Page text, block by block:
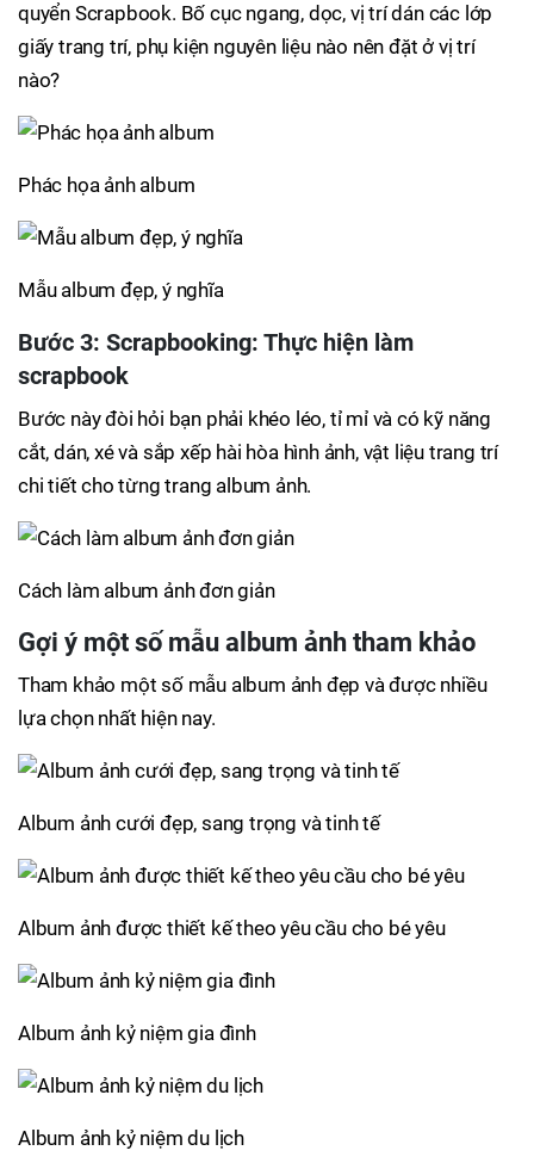
quyển Scrapbook. Bố cục ngang, dọc, vị trí dán các lớp
giấy trang trí, phụ kiện nguyên liệu nào nên đặt ở vị trí
nào?
Phác họa ảnh album
Mẫu album đẹp, ý nghĩa
Bước 3: Scrapbooking: Thực hiện làm
scrapbook
Bước này đòi hỏi bạn phải khéo léo, tỉ mỉ và có kỹ năng
cắt, dán, xé và sắp xếp hài hòa hình ảnh, vật liệu trang trí
chi tiết cho từng trang album ảnh.
Cách làm album ảnh đơn giản
Gợi ý một số mẫu album ảnh tham khảo
Tham khảo một số mẫu album ảnh đẹp và được nhiều
lựa chọn nhất hiện nay.
Album ảnh cưới đẹp, sang trọng và tinh tế
Album ảnh được thiết kế theo yêu cầu cho bé yêu
Album ảnh kỷ niệm gia đình
Album ảnh kỷ niệm du lịch